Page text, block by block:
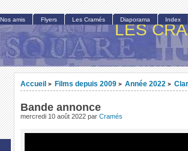
LES
Accueil > Films depuis 2009 > Année 2022 >
Bande annonce
mercredi 10 août 2022 par Cramés
Nos amis Flyers Les Cramés Diaporama Index